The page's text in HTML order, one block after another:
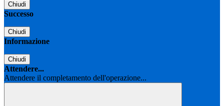
Chiudi
Successo
Chiudi
Informazione
Chiudi
Attendere...
Attendere il completamento dell'operazione...